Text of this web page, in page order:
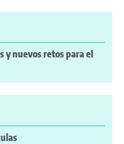
y nuevos retos para el